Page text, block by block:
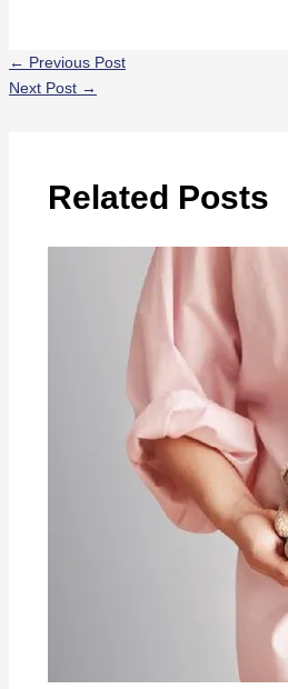
← Previous Post
Next Post →
Related Posts